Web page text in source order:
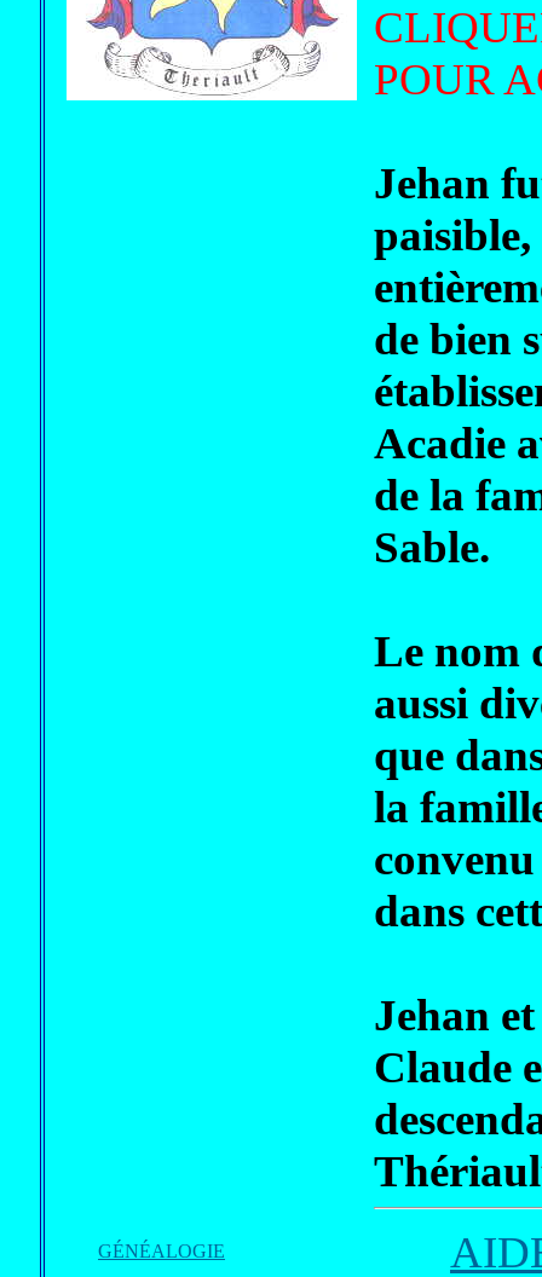
POUR
Jehan
paisible,
de bien
Acadie
de la
Sable.
Le nom
aussi
que
la
dans
Jehan
Claude
GÉNÉALOGIE